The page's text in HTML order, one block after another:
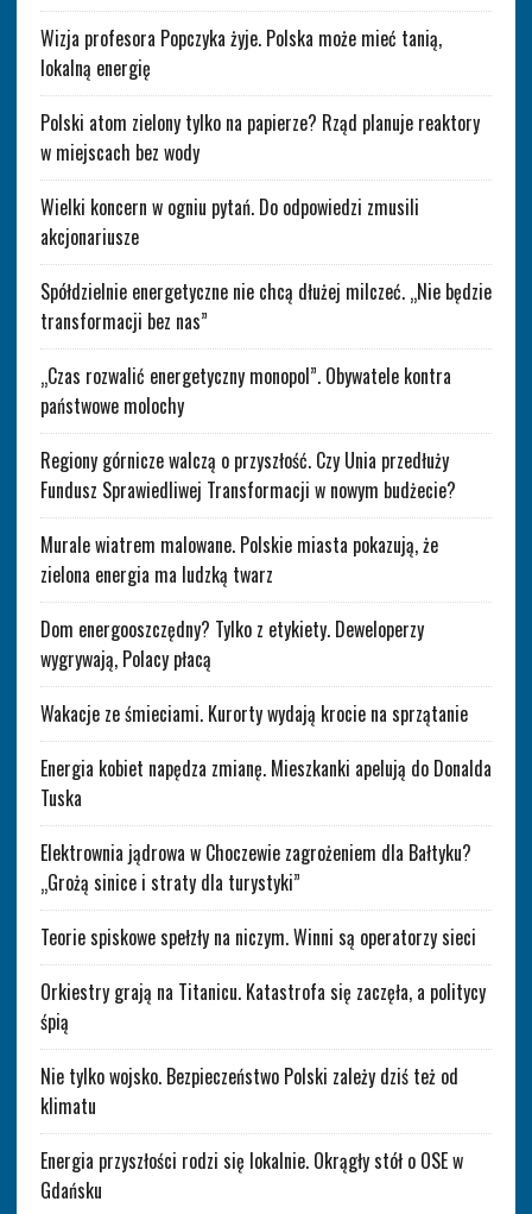
Wizja profesora Popczyka żyje. Polska może mieć tanią,
lokalną energię
Polski atom zielony tylko na papierze? Rząd planuje reaktory
w miejscach bez wody
Wielki koncern w ogniu pytań. Do odpowiedzi zmusili
akcjonariusze
Spółdzielnie energetyczne nie chcą dłużej milczeć. „Nie będzie
transformacji bez nas”
„Czas rozwalić energetyczny monopol”. Obywatele kontra
państwowe molochy
Regiony górnicze walczą o przyszłość. Czy Unia przedłuży
Fundusz Sprawiedliwej Transformacji w nowym budżecie?
Murale wiatrem malowane. Polskie miasta pokazują, że
zielona energia ma ludzką twarz
Dom energooszczędny? Tylko z etykiety. Deweloperzy
wygrywają, Polacy płacą
Wakacje ze śmieciami. Kurorty wydają krocie na sprzątanie
Energia kobiet napędza zmianę. Mieszkanki apelują do Donalda
Tuska
Elektrownia jądrowa w Choczewie zagrożeniem dla Bałtyku?
„Grożą sinice i straty dla turystyki”
Teorie spiskowe spełzły na niczym. Winni są operatorzy sieci
Orkiestry grają na Titanicu. Katastrofa się zaczęła, a politycy
śpią
Nie tylko wojsko. Bezpieczeństwo Polski zależy dziś też od
klimatu
Energia przyszłości rodzi się lokalnie. Okrągły stół o OSE w
Gdańsku